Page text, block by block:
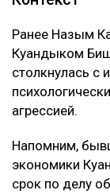
Ранее Назым
Куандыком
столкнулась с
агрессией.
Напомним,
экономики
срок по делу